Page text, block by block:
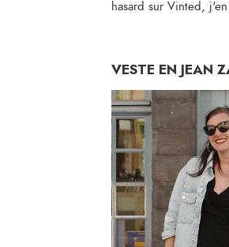
hasard sur Vinted,
VESTE EN JEAN